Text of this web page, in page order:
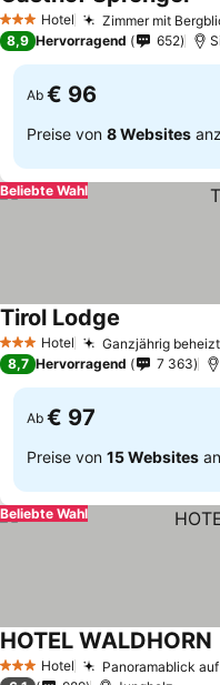
3 SterneHotel Zimmer mit
8,9 Hervorragend 652
Ab € 96
Preise von 8 Websites
Beliebte Wahl
3 SterneHotel Ganzjährig
Tirol Lodge
8,7 Hervorragend 7 363
Ab € 97
Preise von 15 Websites
Beliebte Wahl
3 SterneHotel Panoramablick
HOTEL WALDHORN